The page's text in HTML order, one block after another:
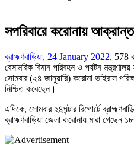
সপরিবারে করোনায়
ব্রাহ্মণবাড়িয়া, 24 January 2022, 578
বেসামরিক বিমান পরিবহন ও পর্যটন
সোমবার (২৪ জানুয়ারি) করোনা ভাইরাস
নিশ্চিত করেছেন।
এদিকে, সোমবার ২৪ঘন্টার রিপোর্টে
ব্রাহ্মণবাড়িয়া জেলা করোনায় মারা গেছেন